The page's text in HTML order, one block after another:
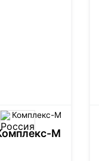
Комплекс-М
М